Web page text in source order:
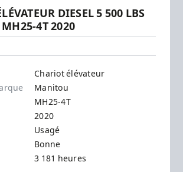
DIESEL 5 500 LBS
4T 2020
4T
Chariot élévateur
Manitou
MH25-4T
2020
Usagé
Bonne
3 181 heures